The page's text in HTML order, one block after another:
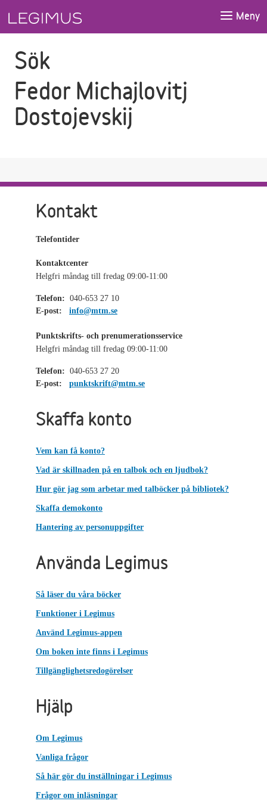
Meny
Sök
Fedor Michajlovitj
Dostojevskij
Kontakt
Telefontider
Kontaktcenter
Helgfri måndag till fredag 09:00-11:00
Telefon: 040-653 27 10
E-post:
info@mtm.se
Punktskrifts- och prenumerationsservice
Helgfri måndag till fredag 09:00-11:00
Telefon: 040-653 27 20
E-post:
punktskrift@mtm.se
Skaffa konto
Vem kan få konto?
Vad är skillnaden på en talbok och en ljudbok?
Hur gör jag som arbetar med talböcker på bibliotek?
Skaffa demokonto
Hantering av personuppgifter
Använda Legimus
Så läser du våra böcker
Funktioner i Legimus
Använd Legimus-appen
Om boken inte finns i Legimus
Tillgänglighetsredogörelser
Hjälp
Om Legimus
Vanliga frågor
Så här gör du inställningar i Legimus
Frågor om inläsningar